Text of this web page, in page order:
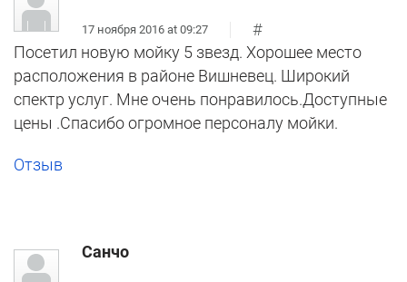
17 ноября 2016 at 09:27
#
Посетил новую мойку 5 звезд. Хорошее место
расположения в районе Вишневец. Широкий
спектр услуг. Мне очень понравилось.Доступные
цены .Спасибо огромное персоналу мойки.
Отзыв
Санчо